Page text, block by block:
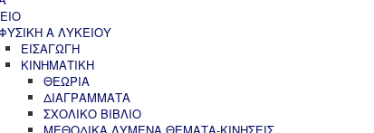
ΦΥΣΙΚΗ Α ΛΥΚΕΙΟΥ
ΕΙΣΑΓΩΓΗ
ΚΙΝΗΜΑΤΙΚΗ
ΘΕΩΡΙΑ
ΔΙΑΓΡΑΜΜΑΤΑ
ΣΧΟΛΙΚΟ ΒΙΒΛΙΟ